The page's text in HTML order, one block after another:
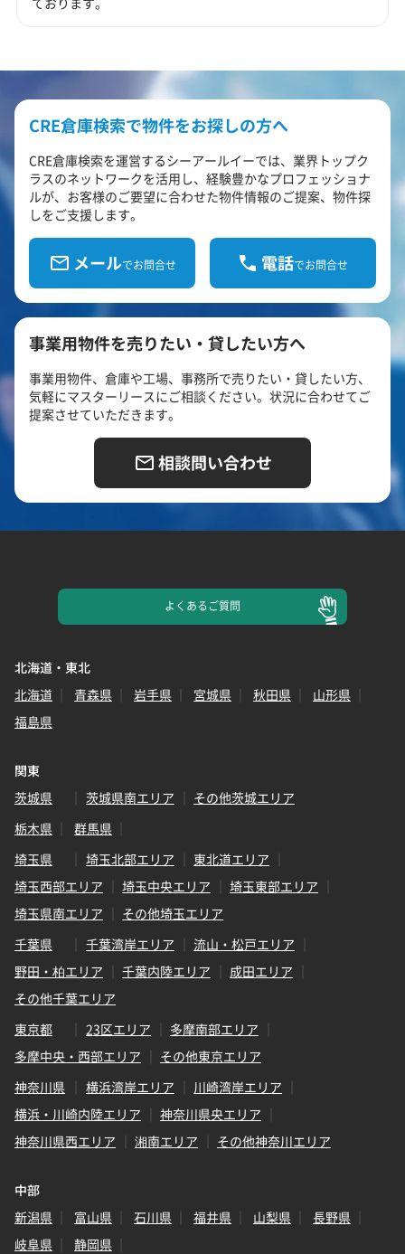
CRE倉庫検索で物件をお探しの方へ
CRE倉庫検索を運営するシーアールイーでは、業界トップク
ラスのネットワークを活用し、経験豊かなプロフェッショナ
ルが、お客様のご要望に合わせた物件情報のご提案、物件探
しをご支援します。
メールでお問合せ 電話でお問合せ
事業用物件を売りたい・貸したい方へ
事業用物件、倉庫や工場、事務所で売りたい・貸したい方、
気軽にマスターリースにご相談ください。状況に合わせてご
提案させていただきます。
相談問い合わせ
よくあるご質問
北海道・東北
北海道
青森県 岩手県 宮城県 秋田県
山形県
福島県
関東
茨城県
茨城県南エリア
その他茨城エリア
栃木県
群馬県
埼玉県
埼玉北部エリア
東北道エリア
埼玉西部エリア
埼玉中央エリア
埼玉東部エリア
埼玉県南エリア
その他埼玉エリア
千葉県
千葉湾岸エリア
流山・松戸エリア
野田・柏エリア
千葉内陸エリア
成田エリア
その他千葉エリア
東京都
23区エリア
多摩南部エリア
多摩中央・西部エリア
その他東京エリア
神奈川県
横浜湾岸エリア
川崎湾岸エリア
横浜・川崎内陸エリア
神奈川県央エリア
神奈川県西エリア
湘南エリア その他神奈川エリア
中部
新潟県
富山県 石川県 福井県 山梨県
長野県
岐阜県
静岡県